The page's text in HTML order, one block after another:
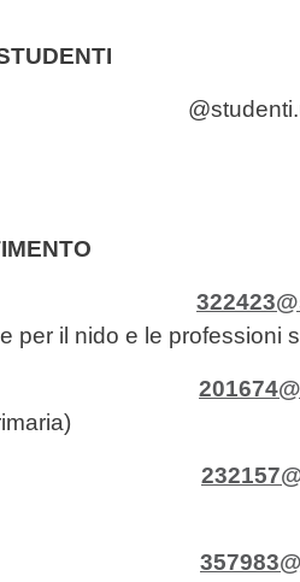
per il nido e le professioni
Gloria
Giulia